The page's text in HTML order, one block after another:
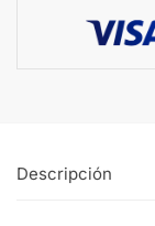
Descripción